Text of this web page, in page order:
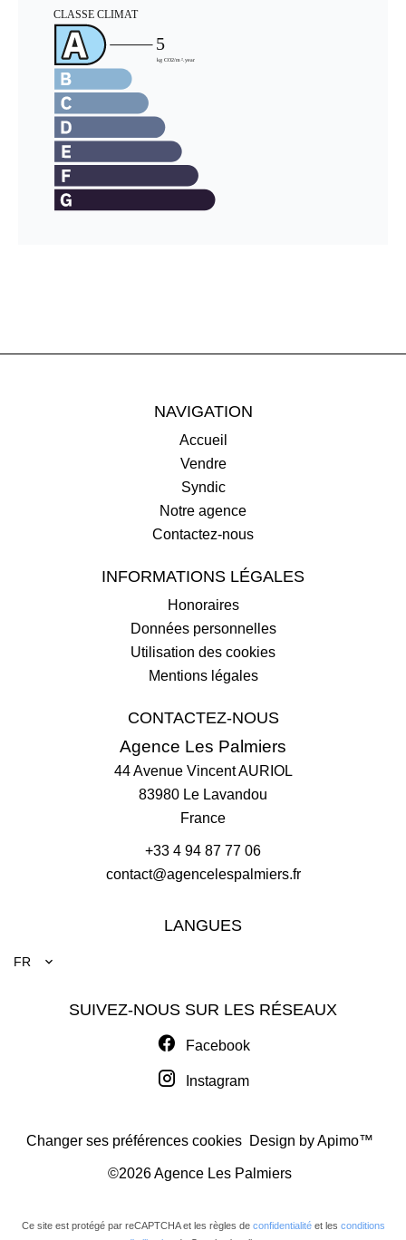
NAVIGATION
Accueil
Vendre
Syndic
Notre agence
Contactez-nous
INFORMATIONS LÉGALES
Honoraires
Données personnelles
Utilisation des cookies
Mentions légales
CONTACTEZ-NOUS
Agence Les Palmiers
44 Avenue Vincent AURIOL
83980 Le Lavandou
France
+33 4 94 87 77 06
contact@agencelespalmiers.fr
LANGUES
FR
SUIVEZ-NOUS SUR LES RÉSEAUX
Facebook
Instagram
Changer ses préférences cookies Design byApimo™
©2026 Agence Les Palmiers
Ce site est protégé par reCAPTCHA et les règles de confidentialitéet les conditions